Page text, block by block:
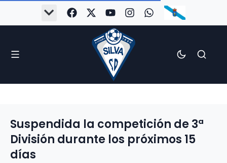
Suspendida la competición de 3ª
División durante los próximos 15
días